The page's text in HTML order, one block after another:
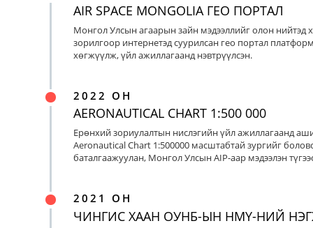
AIR SPACE MONGOLIA ГЕО ПОРТАЛ
Монгол Улсын агаарын зайн мэдээллийг олон нийтэд
зорилгоор интернетэд суурилсан гео портал
хөгжүүлж, үйл ажиллагаанд нэвтрүүлсэн.
2022 ОН
AERONAUTICAL CHART 1:500 000
Ерөнхий зориулалтын нислэгийн үйл ажиллагаанд
Aeronautical Chart 1:500000 масштабтай зургийг
баталгаажуулан, Монгол Улсын AIP-аар мэдээлэн
2021 ОН
ЧИНГИС ХААН ОУНБ-ЫН НМҮ-НИЙ